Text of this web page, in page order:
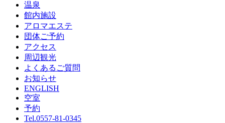
温泉
館内施設
アロマエステ
団体ご予約
アクセス
周辺観光
よくあるご質問
お知らせ
ENGLISH
空室
予約
Tel.0557-81-0345